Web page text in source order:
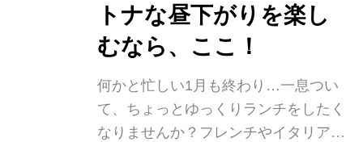
トナな昼下がりを楽し
むなら、ここ！
何かと忙しい1月も終わり…一息つい
て、ちょっとゆっくりランチをしたく
なりませんか？フレンチやイタリアン